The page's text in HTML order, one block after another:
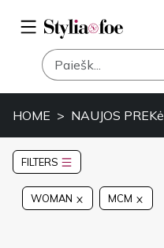
HOME NAUJOS PREKė
FILTERS
WOMAN MCM